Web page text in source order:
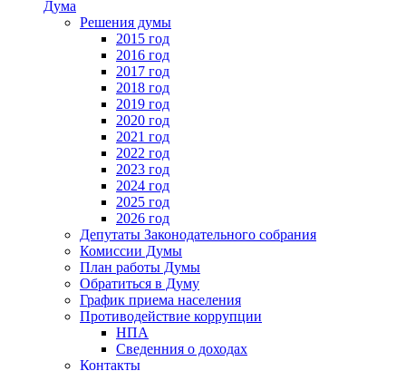
Дума
Решения думы
2015 год
2016 год
2017 год
2018 год
2019 год
2020 год
2021 год
2022 год
2023 год
2024 год
2025 год
2026 год
Депутаты Законодательного собрания
Комиссии Думы
План работы Думы
Обратиться в Думу
График приема населения
Противодействие коррупции
НПА
Сведенния о доходах
Контакты